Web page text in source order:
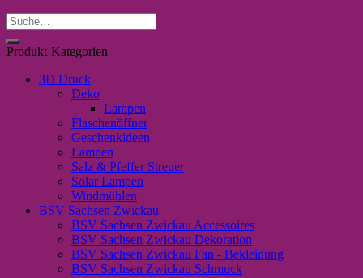
Suche
nach:
Produkt-Kategorien
3D Druck
Deko
Lampen
Flaschenöffner
Geschenkideen
Lampen
Salz & Pfeffer Streuer
Solar Lampen
Windmühlen
BSV Sachsen Zwickau
BSV Sachsen Zwickau Accessoires
BSV Sachsen Zwickau Dekoration
BSV Sachsen Zwickau Fan - Bekleidung
BSV Sachsen Zwickau Schmuck